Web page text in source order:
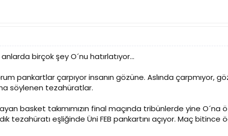
birçok şey O´nu hatırlatıyor...
pankartlar çarpıyor insanın gözüne. Aslında çarpmıyor,
söylenen tezahüratlar.
basket takımımızın final maçında tribünlerde yine
tezahüratı eşliğinde Üni FEB pankartını açıyor. Maç